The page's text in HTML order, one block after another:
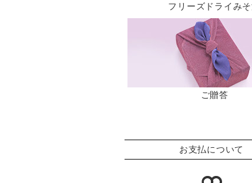
フリーズドライみ
ご贈答
お支払について